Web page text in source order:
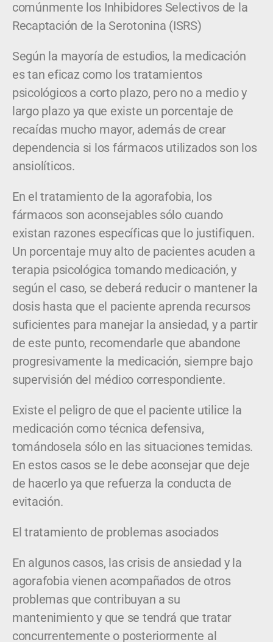
comúnmente los Inhibidores Selectivos de la
Recaptación de la Serotonina (ISRS)
Según la mayoría de estudios, la medicación
es tan eficaz como los tratamientos
psicológicos a corto plazo, pero no a medio y
largo plazo ya que existe un porcentaje de
recaídas mucho mayor, además de crear
dependencia si los fármacos utilizados son los
ansiolíticos.
En el tratamiento de la agorafobia, los
fármacos son aconsejables sólo cuando
existan razones específicas que lo justifiquen.
Un porcentaje muy alto de pacientes acuden a
terapia psicológica tomando medicación, y
según el caso, se deberá reducir o mantener la
dosis hasta que el paciente aprenda recursos
suficientes para manejar la ansiedad, y a partir
de este punto, recomendarle que abandone
progresivamente la medicación, siempre bajo
supervisión del médico correspondiente.
Existe el peligro de que el paciente utilice la
medicación como técnica defensiva,
tomándosela sólo en las situaciones temidas.
En estos casos se le debe aconsejar que deje
de hacerlo ya que refuerza la conducta de
evitación.
El tratamiento de problemas asociados
En algunos casos, las crisis de ansiedad y la
agorafobia vienen acompañados de otros
problemas que contribuyan a su
mantenimiento y que se tendrá que tratar
concurrentemente o posteriormente al